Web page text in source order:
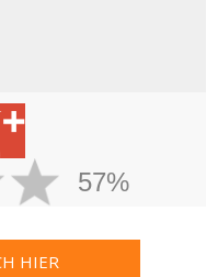
57%
HIER